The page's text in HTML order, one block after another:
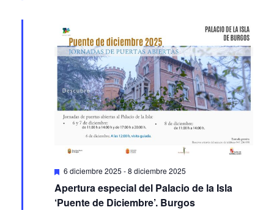
Featured
6 diciembre 2025 -8 diciembre 2025
Apertura especial del Palacio de la Isla
‘Puente de Diciembre’. Burgos